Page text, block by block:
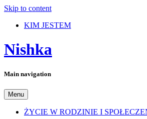
Skip to content
KIM JESTEM
Nishka
Main navigation
Menu
ŻYCIE W RODZINIE I